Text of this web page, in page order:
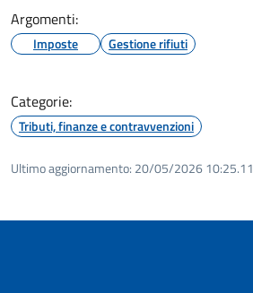
Argomenti:
Imposte Gestione rifiuti
Categorie:
Tributi, finanze e contravvenzioni
Ultimo aggiornamento: 20/05/2026 10:25.11